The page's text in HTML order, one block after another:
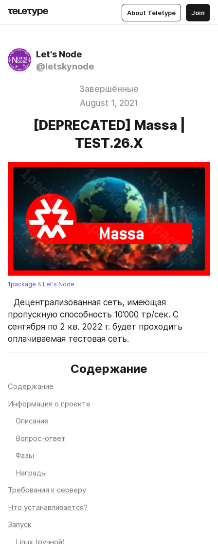
About Teletype Join
Let's Node
@letskynode
Завершённые
August 1, 2021
[DEPRECATED] Massa |
TEST.26.X
1package & Let's Node
⠀Децентрализованная сеть, имеющая
пропускную способность 10'000 тр/сек. С
сентября по 2 кв. 2022 г. будет проходить
оплачиваемая тестовая сеть.
Содержание
Содержание
Информация о проекте
Описание
Вопрос-ответ
Фазы
Награды
Требования к серверу
Что устанавливается?
Запуск
Linux (ручной)